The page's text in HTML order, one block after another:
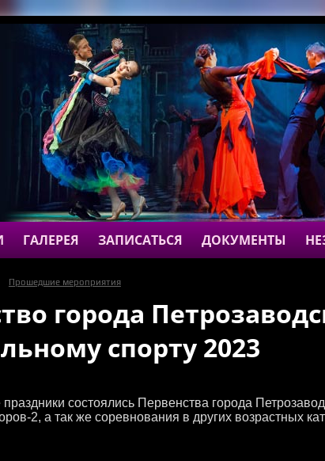
ГАЛЕРЕЯ ЗАПИСАТЬСЯ ДОКУМЕНТЫ
Прошедшие мероприятия
города
спорту 2023
состоялись Первенства города
2, а так же соревнования в других возрастных